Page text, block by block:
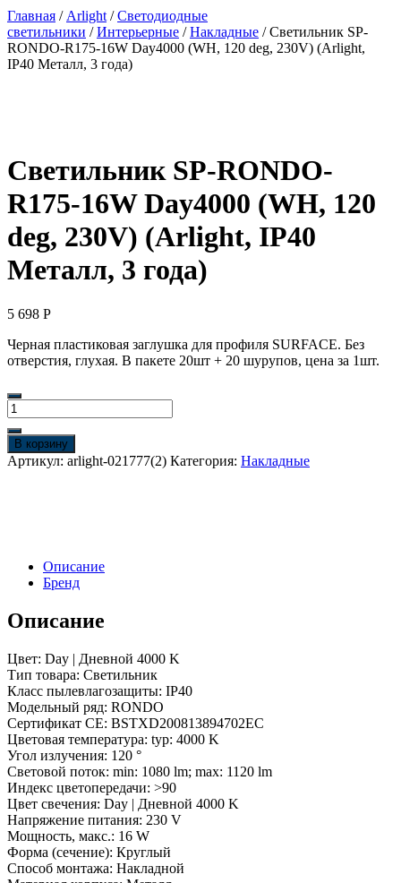
Главная / Arlight /Светодиодные
светильники /Интерьерные /Накладные / Светильник SP-
RONDO-R175-16W Day4000 (WH, 120 deg, 230V) (Arlight,
IP40 Металл, 3 года)
Светильник SP-RONDO-
R175-16W Day4000 (WH, 120
deg, 230V) (Arlight, IP40
Металл, 3 года)
5 698 Р
Черная пластиковая заглушка для профиля SURFACE. Без
отверстия, глухая. В пакете 20шт + 20 шурупов, цена за 1шт.
Количество
товара
Светильник
SP-
RONDO-
deg,
230V)
IP40
Металл,
года)
В корзину
Артикул: arlight-021777(2) Категория: Накладные
Описание
Бренд
Описание
Цвет: Day | Дневной 4000 K
Тип товара: Светильник
Класс пылевлагозащиты: IP40
Модельный ряд: RONDO
Сертификат CE: BSTXD200813894702EC
Цветовая температура: typ: 4000 K
Угол излучения: 120 °
Световой поток: min: 1080 lm; max: 1120 lm
Индекс цветопередачи: >90
Цвет свечения: Day | Дневной 4000 K
Напряжение питания: 230 V
Мощность, макс.: 16 W
Форма (сечение): Круглый
Способ монтажа: Накладной